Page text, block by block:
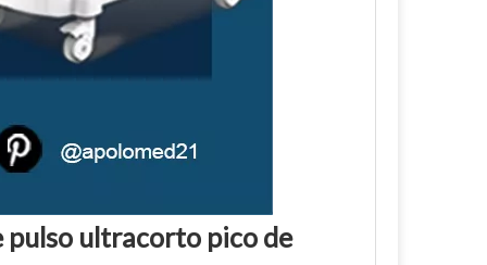
pulso ultracorto pico de